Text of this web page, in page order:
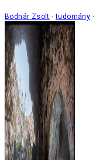
Bodnár Zsolt tudomány